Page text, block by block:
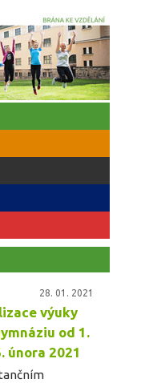
28. 01. 2021
výuky
od 1.
února 2021